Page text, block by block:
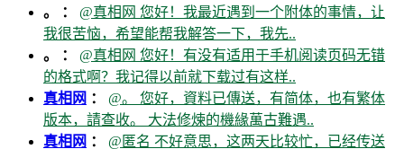
。 ： @真相网 您好！我最近遇到一个附体的事情，让
我很苦恼，希望能帮我解答一下，我先..
。 ： @真相网 您好！有没有适用于手机阅读页码无错
的格式啊？我记得以前就下载过有这样..
真相网 ： @。 您好，資料已傳送，有简体，也有繁体
版本，請查收。 大法修煉的機緣萬古難遇..
真相网 ： @匿名 不好意思，这两天比较忙，已经传送